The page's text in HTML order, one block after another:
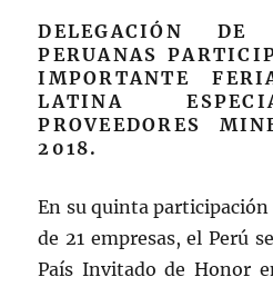
DELEGACIÓN DE
PERUANAS
IMPORTANTE
LATINA
PROVEEDORES
2018.
En su quinta participación
de 21 empresas, el Perú
País Invitado de Honor